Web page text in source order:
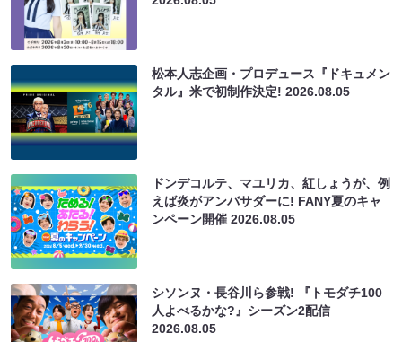
松本人志企画・プロデュース『ドキュメン
タル』米で初制作決定!2026.08.05
ドンデコルテ、マユリカ、紅しょうが、例
えば炎がアンバサダーに! FANY夏のキャ
ンペーン開催2026.08.05
シソンヌ・長谷川ら参戦! 『トモダチ100
人よべるかな?』シーズン2配信
2026.08.05